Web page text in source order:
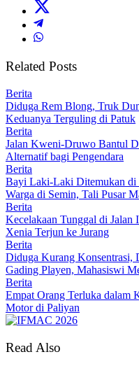
Related Posts
Berita
Diduga Rem Blong, Truk
Keduanya Terguling di Patuk
Berita
Jalan Kweni-Druwo Bantul
Alternatif bagi Pengendara
Berita
Bayi Laki-Laki Ditemukan di
Warga di Semin, Tali Pusar
Berita
Kecelakaan Tunggal di
Xenia Terjun ke Jurang
Berita
Diduga Kurang Konsentrasi,
Gading Playen, Mahasiswi
Berita
Empat Orang Terluka dalam
Motor di Paliyan
Read Also